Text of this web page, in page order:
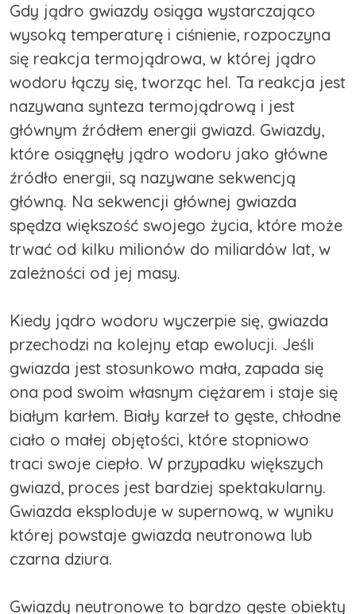
Gdy jądro gwiazdy osiąga wystarczająco
wysoką temperaturę i ciśnienie, rozpoczyna
się reakcja termojądrowa, w której jądro
wodoru łączy się, tworząc hel. Ta reakcja jest
nazywana synteza termojądrową i jest
głównym źródłem energii gwiazd. Gwiazdy,
które osiągnęły jądro wodoru jako główne
źródło energii, są nazywane sekwencją
główną. Na sekwencji głównej gwiazda
spędza większość swojego życia, które może
trwać od kilku milionów do miliardów lat, w
zależności od jej masy.
Kiedy jądro wodoru wyczerpie się, gwiazda
przechodzi na kolejny etap ewolucji. Jeśli
gwiazda jest stosunkowo mała, zapada się
ona pod swoim własnym ciężarem i staje się
białym karłem. Biały karzeł to gęste, chłodne
ciało o małej objętości, które stopniowo
traci swoje ciepło. W przypadku większych
gwiazd, proces jest bardziej spektakularny.
Gwiazda eksploduje w supernową, w wyniku
której powstaje gwiazda neutronowa lub
czarna dziura.
Gwiazdy neutronowe to bardzo gęste obiekty